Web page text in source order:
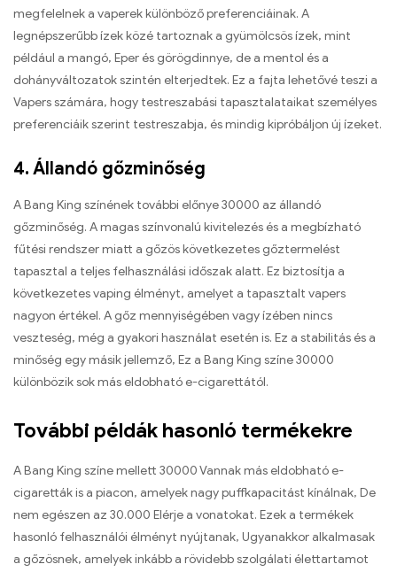
megfelelnek a vaperek különböző preferenciáinak. A
legnépszerűbb ízek közé tartoznak a gyümölcsös ízek, mint
például a mangó, Eper és görögdinnye, de a mentol és a
dohányváltozatok szintén elterjedtek. Ez a fajta lehetővé teszi a
Vapers számára, hogy testreszabási tapasztalataikat személyes
preferenciáik szerint testreszabja, és mindig kipróbáljon új ízeket.
4. Állandó gőzminőség
A Bang King színének további előnye 30000 az állandó
gőzminőség. A magas színvonalú kivitelezés és a megbízható
fűtési rendszer miatt a gőzös következetes gőztermelést
tapasztal a teljes felhasználási időszak alatt. Ez biztosítja a
következetes vaping élményt, amelyet a tapasztalt vapers
nagyon értékel. A gőz mennyiségében vagy ízében nincs
veszteség, még a gyakori használat esetén is. Ez a stabilitás és a
minőség egy másik jellemző, Ez a Bang King színe 30000
különbözik sok más eldobható e-cigarettától.
További példák hasonló termékekre
A Bang King színe mellett 30000 Vannak más eldobható e-
cigaretták is a piacon, amelyek nagy puffkapacitást kínálnak, De
nem egészen az 30.000 Elérje a vonatokat. Ezek a termékek
hasonló felhasználói élményt nyújtanak, Ugyanakkor alkalmasak
a gőzösnek, amelyek inkább a rövidebb szolgálati élettartamot